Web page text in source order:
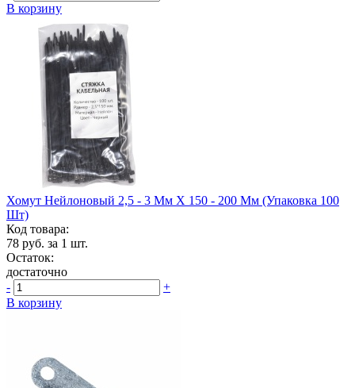
В корзину
Хомут Нейлоновый 2,5 - 3 Мм Х 150 - 200 Мм (упаковка 100
Шт)
Код товара:
78 руб. за 1 шт.
Остаток:
достаточно
-
+
В корзину